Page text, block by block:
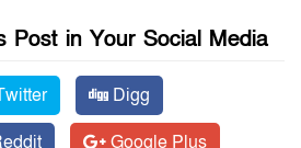
Post in Your Social Media
Digg
Google Plus